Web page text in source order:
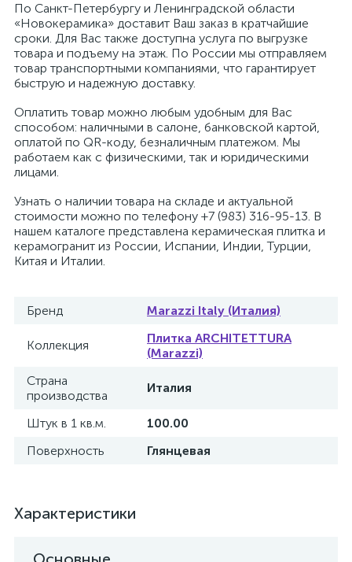
По Санкт-Петербургу и Ленинградской области
«Новокерамика» доставит Ваш заказ в кратчайшие
сроки. Для Вас также доступна услуга по выгрузке
товара и подъему на этаж. По России мы отправляем
товар транспортными компаниями, что гарантирует
быструю и надежную доставку.
Оплатить товар можно любым удобным для Вас
способом: наличными в салоне, банковской картой,
оплатой по QR-коду, безналичным платежом. Мы
работаем как с физическими, так и юридическими
лицами.
Узнать о наличии товара на складе и актуальной
стоимости можно по телефону +7 (983) 316-95-13. В
нашем каталоге представлена керамическая плитка и
керамогранит из России, Испании, Индии, Турции,
Китая и Италии.
Бренд Marazzi Italy (Италия)
Коллекция
Плитка ARCHITETTURA
(Marazzi)
Страна
производства
Италия
Штук в 1 кв.м.
100.00
Поверхность
Глянцевая
Характеристики